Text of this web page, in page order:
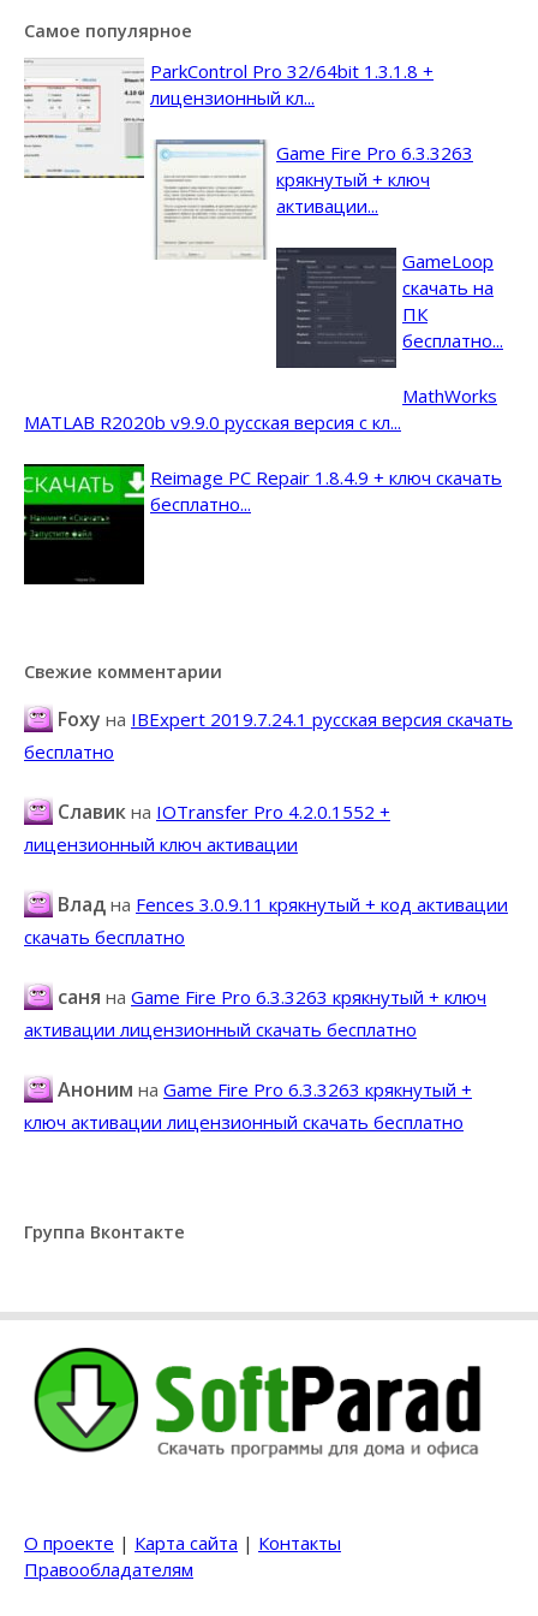
Самое популярное
ParkControl Pro 32/64bit 1.3.1.8 +
лицензионный кл...
Game Fire Pro 6.3.3263
крякнутый + ключ
активации...
GameLoop
скачать на
ПК
бесплатно...
MathWorks
MATLAB R2020b v9.9.0 русская версия с кл...
Reimage PC Repair 1.8.4.9 + ключ скачать
бесплатно...
Свежие комментарии
Foxy на IBExpert 2019.7.24.1 русская версия скачать
бесплатно
Славик на IOTransfer Pro 4.2.0.1552 +
лицензионный ключ активации
Влад на Fences 3.0.9.11 крякнутый + код активации
скачать бесплатно
саня на Game Fire Pro 6.3.3263 крякнутый + ключ
активации лицензионный скачать бесплатно
Аноним на Game Fire Pro 6.3.3263 крякнутый +
ключ активации лицензионный скачать бесплатно
Группа Вконтакте
О проекте | Карта сайта | Контакты
Правообладателям